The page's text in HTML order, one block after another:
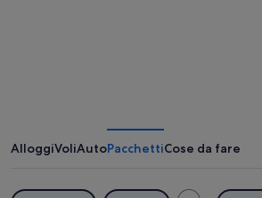
AlloggiVoliAutoPacchettiCose da fare